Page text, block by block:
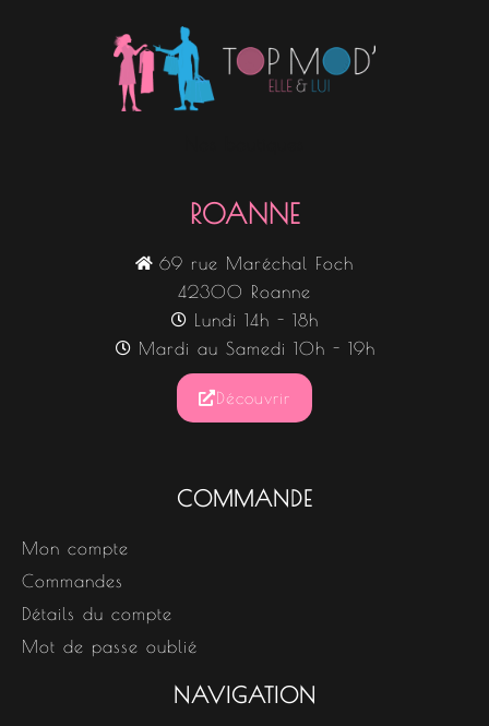
ROANNE
69 rue Maréchal Foch
42300 Roanne
Lundi 14h - 18h
Mardi au Samedi 10h - 19h
Découvrir
COMMANDE
Mon compte
Commandes
Détails du compte
Mot de passe oublié
NAVIGATION